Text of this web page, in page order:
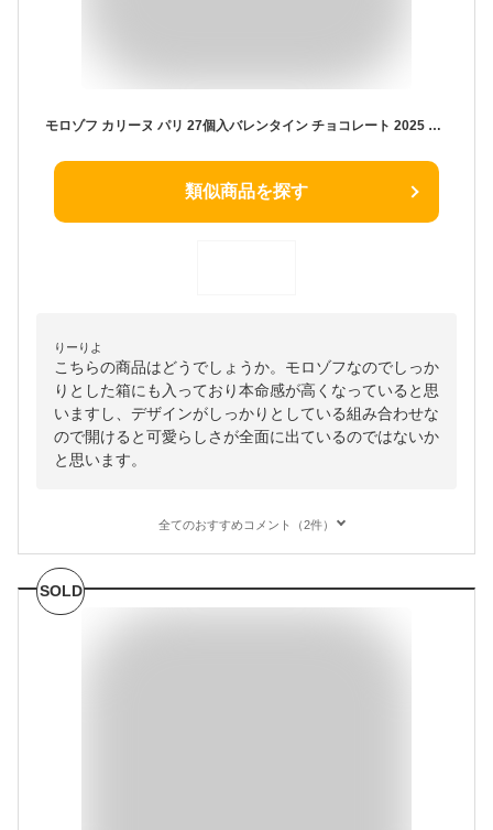
モロゾフ カリーヌ パリ 27個入バレンタイン チョコレート 2025 バレンタインチョコ スイーツ 洋菓子 お菓子 プレゼント プチギフト ギフト 公式 チョコ
類似商品を探す
りーりよ
こちらの商品はどうでしょうか。モロゾフなのでしっか
りとした箱にも入っており本命感が高くなっていると思
いますし、デザインがしっかりとしている組み合わせな
ので開けると可愛らしさが全面に出ているのではないか
と思います。
全てのおすすめコメント（2件）
SOLD